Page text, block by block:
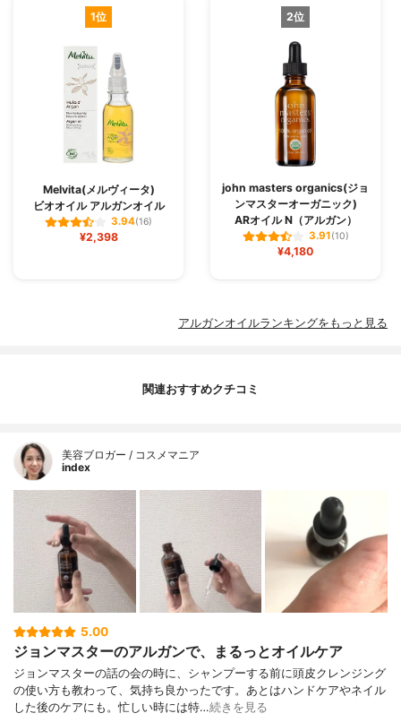
1位
Melvita(メルヴィータ)
ビオオイル アルガンオイル
3.94(16)
¥2,398
2位
john masters organics(ジョ
ンマスターオーガニック)
ARオイル N（アルガン）
3.91(10)
¥4,180
アルガンオイルランキングをもっと見る
関連おすすめクチコミ
美容ブロガー / コスメマニア
index
5.00
ジョンマスターのアルガンで、まるっとオイルケア
ジョンマスターの話の会の時に、シャンプーする前に頭皮クレンジング
の使い方も教わって、気持ち良かったです。あとはハンドケアやネイル
した後のケアにも。忙しい時には特…続きを見る